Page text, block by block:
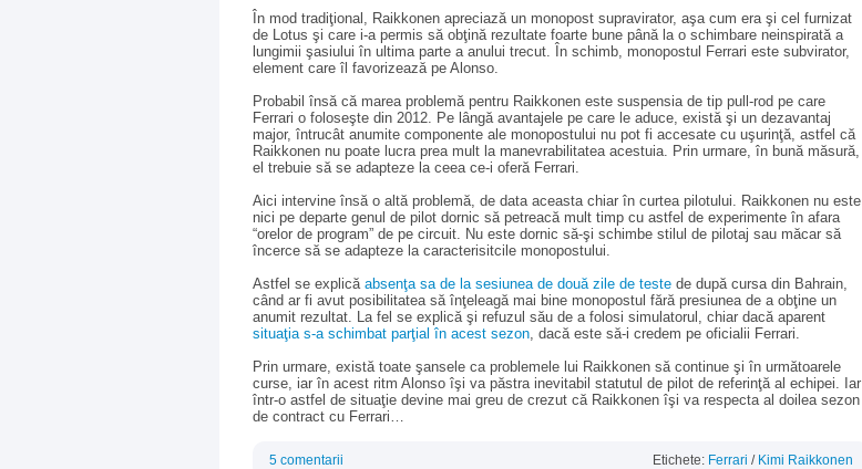
În mod tradiţional, Raikkonen apreciază un monopost supravirator, aşa cum era şi cel furnizat
de Lotus şi care i-a permis să obţină rezultate foarte bune până la o schimbare neinspirată a
lungimii şasiului în ultima parte a anului trecut. În schimb, monopostul Ferrari este subvirator,
element care îl favorizează pe Alonso.
Probabil însă că marea problemă pentru Raikkonen este suspensia de tip pull-rod pe care
Ferrari o foloseşte din 2012. Pe lângă avantajele pe care le aduce, există şi un dezavantaj
major, întrucât anumite componente ale monopostului nu pot fi accesate cu uşurinţă, astfel că
Raikkonen nu poate lucra prea mult la manevrabilitatea acestuia. Prin urmare, în bună măsură,
el trebuie să se adapteze la ceea ce-i oferă Ferrari.
Aici intervine însă o altă problemă, de data aceasta chiar în curtea pilotului. Raikkonen nu este
nici pe departe genul de pilot dornic să petreacă mult timp cu astfel de experimente în afara
“orelor de program” de pe circuit. Nu este dornic să-şi schimbe stilul de pilotaj sau măcar să
încerce să se adapteze la caracterisitcile monopostului.
Astfel se explică absenţa sa de la sesiunea de două zile de teste de după cursa din Bahrain,
când ar fi avut posibilitatea să înţeleagă mai bine monopostul fără presiunea de a obţine un
anumit rezultat. La fel se explică şi refuzul său de a folosi simulatorul, chiar dacă aparent
situaţia s-a schimbat parţial în acest sezon, dacă este să-i credem pe oficialii Ferrari.
Prin urmare, există toate şansele ca problemele lui Raikkonen să continue şi în următoarele
curse, iar în acest ritm Alonso îşi va păstra inevitabil statutul de pilot de referinţă al echipei. Iar
într-o astfel de situaţie devine mai greu de crezut că Raikkonen îşi va respecta al doilea sezon
de contract cu Ferrari…
5 comentarii Etichete: Ferrari / Kimi Raikkonen